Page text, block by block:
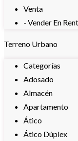
Venta
- Vender En
Terreno Urbano
Categorías
Adosado
Almacén
Apartamento
Ático
Ático Dúplex